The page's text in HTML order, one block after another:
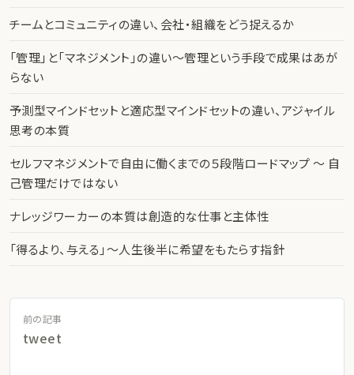
チームとコミュニティの違い、会社・組織をどう捉えるか
「管理」と「マネジメント」の違い〜管理という手段で成果はあが
らない
予測型マインドセットと適応型マインドセットの違い、アジャイル
思考の本質
セルフマネジメントで自由に働くまでの５段階ロードマップ 〜 自
己管理だけではない
ナレッジワーカーの本質は創造的な仕事と主体性
「得るより、与える」〜人生後半に希望をもたらす指針
前の記事
tweet